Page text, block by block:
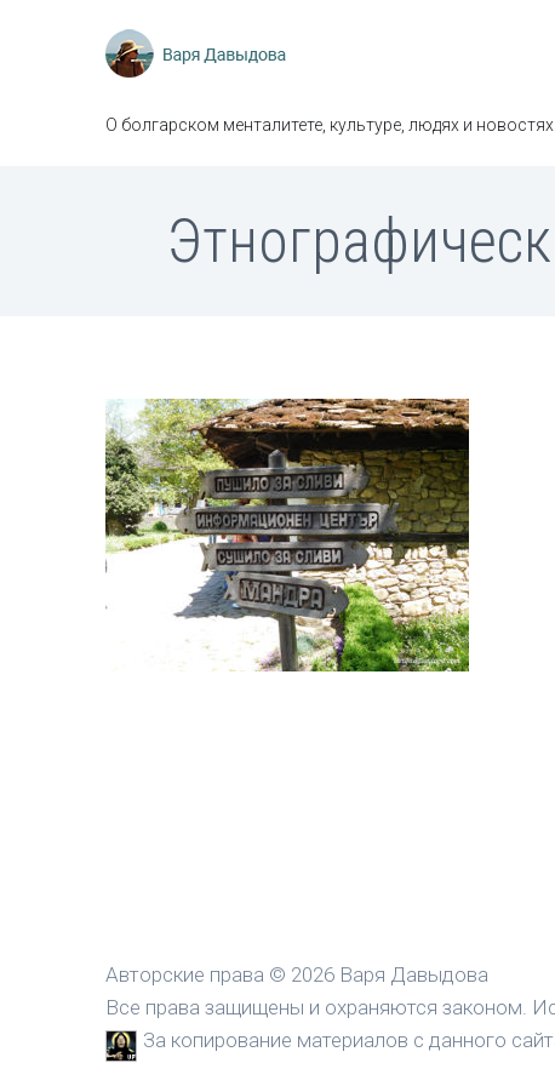
О болгарском менталитете, культуре, людях и
Авторские права © 2026 Варя Давыдова
Все права защищены и охраняются законом.
За копирование материалов с данного